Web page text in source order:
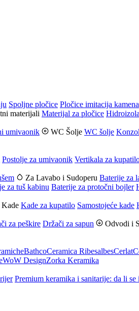
Spoljne pločice Pločice imitacija kamena
materijali Materijal za pločice
umivaonik WC Šolje WC šolje
Postolje za umivaonik Vertikala za
Za Lavabo i Sudoperu Baterije za
za tuš kabinu Baterije za protočni bojler
Kade Kade za kupatilo Samostojeće kade
za peškire Držači za sapun Odvodi i
BathcoCeramica RibesalbesCerlat
WoW DesignZorka Keramika
Premium keramika i sanitarije: da li se